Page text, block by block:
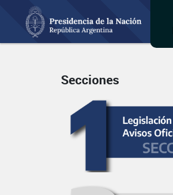
Secciones